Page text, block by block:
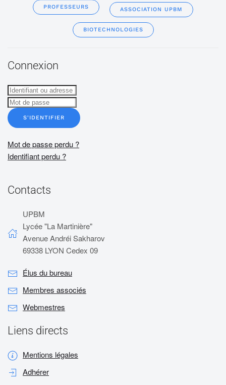
PROFESSEURS ASSOCIATION UPBM
BIOTECHNOLOGIES
Connexion
S'IDENTIFIER
Mot de passe perdu ?
Identifiant perdu ?
Contacts
UPBM
Lycée "La Martinière"
Avenue Andréi Sakharov
69338 LYON Cedex 09
Élus du bureau
Membres associés
Webmestres
Liens directs
Mentions légales
Adhérer